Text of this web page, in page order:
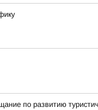
по развитию